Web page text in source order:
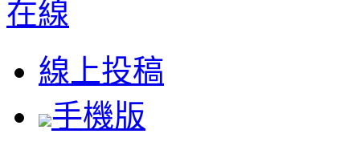
線上投稿
手機版